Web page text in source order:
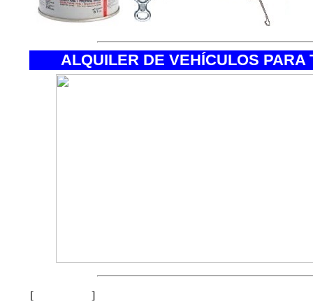
ALQUILER DE VEHÍCULOS
[ ]